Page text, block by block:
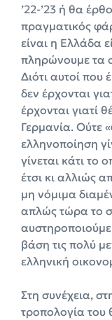
’22-’23 ή θα
πραγματικός
είναι η Ελλάδα
πληρώνουμε τα
Διότι αυτοί
δεν έρχονται
έρχονται γιατί
Γερμανία. Ούτε
ελληνοποίηση
γίνεται κάτι το
έτσι κι αλλιώς
μη νόμιμα
απλώς τώρα το
βάση τις πολύ
ελληνική
Στη συνέχεια,
τροπολογία του